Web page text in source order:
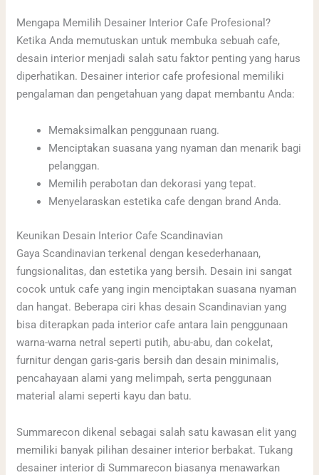
Mengapa Memilih Desainer Interior Cafe Profesional?
Ketika Anda memutuskan untuk membuka sebuah cafe,
desain interior menjadi salah satu faktor penting yang harus
diperhatikan. Desainer interior cafe profesional memiliki
pengalaman dan pengetahuan yang dapat membantu Anda:
Memaksimalkan penggunaan ruang.
Menciptakan suasana yang nyaman dan menarik bagi
pelanggan.
Memilih perabotan dan dekorasi yang tepat.
Menyelaraskan estetika cafe dengan brand Anda.
Keunikan Desain Interior Cafe Scandinavian
Gaya Scandinavian terkenal dengan kesederhanaan,
fungsionalitas, dan estetika yang bersih. Desain ini sangat
cocok untuk cafe yang ingin menciptakan suasana nyaman
dan hangat. Beberapa ciri khas desain Scandinavian yang
bisa diterapkan pada interior cafe antara lain penggunaan
warna-warna netral seperti putih, abu-abu, dan cokelat,
furnitur dengan garis-garis bersih dan desain minimalis,
pencahayaan alami yang melimpah, serta penggunaan
material alami seperti kayu dan batu.
Summarecon dikenal sebagai salah satu kawasan elit yang
memiliki banyak pilihan desainer interior berbakat. Tukang
desainer interior di Summarecon biasanya menawarkan